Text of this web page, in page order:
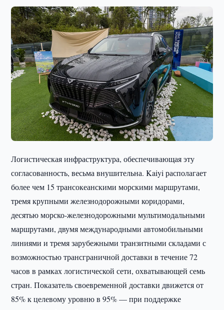
Логистическая инфраструктура, обеспечивающая эту
согласованность, весьма внушительна. Kaiyi располагает
более чем 15 трансокеанскими морскими маршрутами,
тремя крупными железнодорожными коридорами,
десятью морско-железнодорожными мультимодальными
маршрутами, двумя международными автомобильными
линиями и тремя зарубежными транзитными складами с
возможностью трансграничной доставки в течение 72
часов в рамках логистической сети, охватывающей семь
стран. Показатель своевременной доставки движется от
85% к целевому уровню в 95% — при поддержке